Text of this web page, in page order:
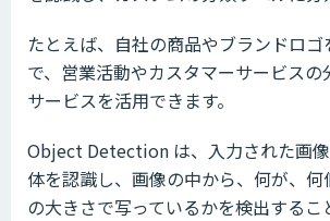
たとえば、自社の商品やブランドロゴ
で、営業活動やカスタマーサービス
サービスを活用できます。
Object Detection は、入力された画
体を認識し、画像の中から、何が、
の大きさで写っているかを検出するこ